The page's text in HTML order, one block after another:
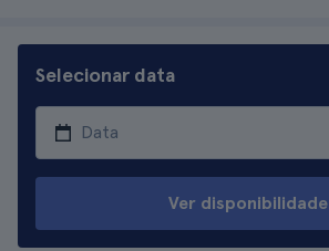
Selecionar data
Ver disponibilidade